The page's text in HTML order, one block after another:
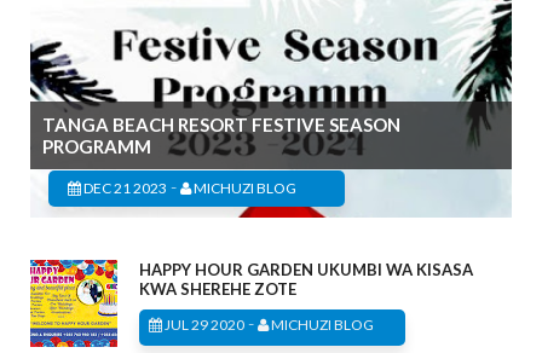
TANGA BEACH RESORT FESTIVE SEASON
PROGRAMM
DEC 21 2023 - MICHUZI BLOG
HAPPY HOUR GARDEN UKUMBI WA KISASA
KWA SHEREHE ZOTE
JUL 29 2020 - MICHUZI BLOG